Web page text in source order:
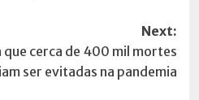
Next:
cerca de 400 mil mortes
ser evitadas na pandemia